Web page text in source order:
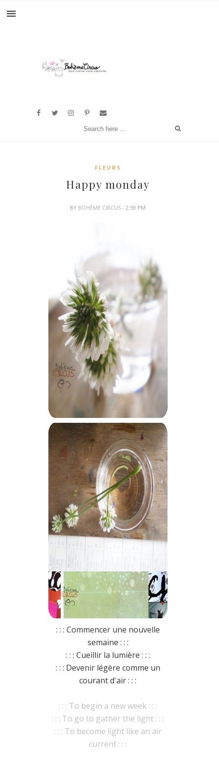
FLEURS
Happy monday
BY BOHÈME CIRCUS- 2:59 PM
: : : Commencer une nouvelle
semaine : : :
: : : Cueillir la lumière : : :
: : : Devenir légère comme un
courant d'air : : :
: : : To begin a new week : : :
: : : To go to gather the light : : :
: : : To become light like an air
current : : :